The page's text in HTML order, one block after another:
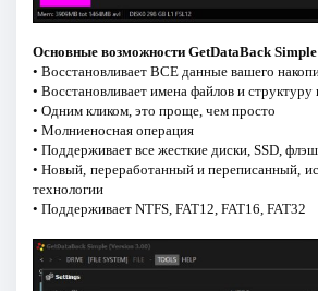
Основные возможности GetDataBack
• Восстановливает ВСЕ данные вашего
• Восстановливает имена файлов и структуру
• Одним кликом, это проще, чем просто
• Молниеносная операция
• Поддерживает все жесткие диски, SSD,
• Новый, переработанный и переписанный,
технологии
• Поддерживает NTFS, FAT12, FAT16, FAT32